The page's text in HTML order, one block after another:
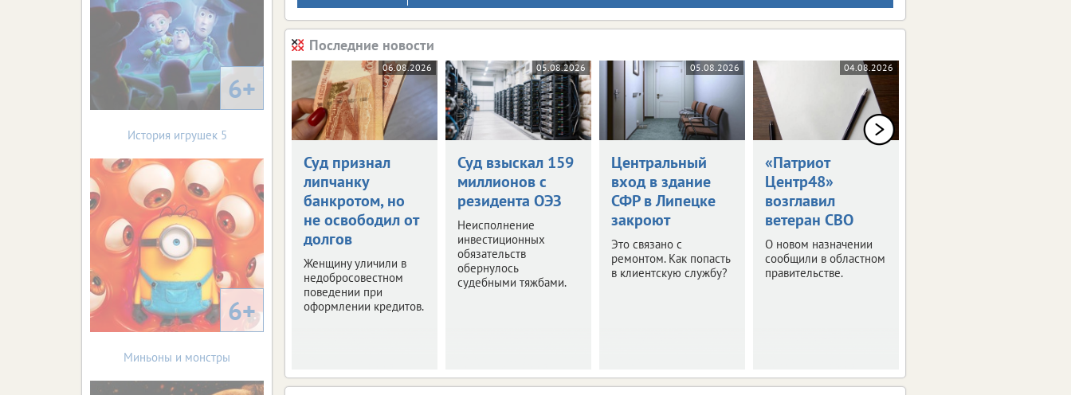
Последние новости
06.08.2026
Суд признал
липчанку
банкротом, но
не освободил от
долгов
Женщину уличили в
недобросовестном
поведении при
оформлении кредитов.
05.08.2026
Суд взыскал 159
миллионов с
резидента ОЭЗ
Неисполнение
инвестиционных
обязательств
обернулось
судебными тяжбами.
05.08.2026
Центральный
вход в здание
СФР в Липецке
закроют
Это связано с
ремонтом. Как попасть
в клиентскую службу?
04.08.2026
«Патриот
Центр48»
возглавил
ветеран СВО
О новом назначении
сообщили в областном
правительстве.
6+
История игрушек 5
6+
Миньоны и монстры